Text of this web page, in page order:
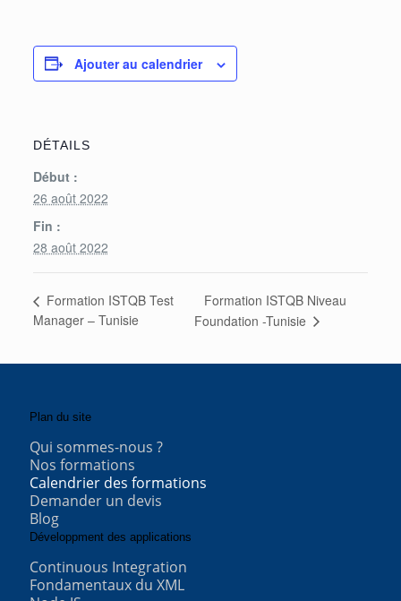
Ajouter au calendrier
DÉTAILS
Début :
26 août 2022
Fin :
28 août 2022
Formation ISTQB Test
Manager – Tunisie
Formation ISTQB Niveau
Foundation -Tunisie
Plan du site
Qui sommes-nous ?
Nos formations
Calendrier des formations
Demander un devis
Blog
Développment des applications
Continuous Integration
Fondamentaux du XML